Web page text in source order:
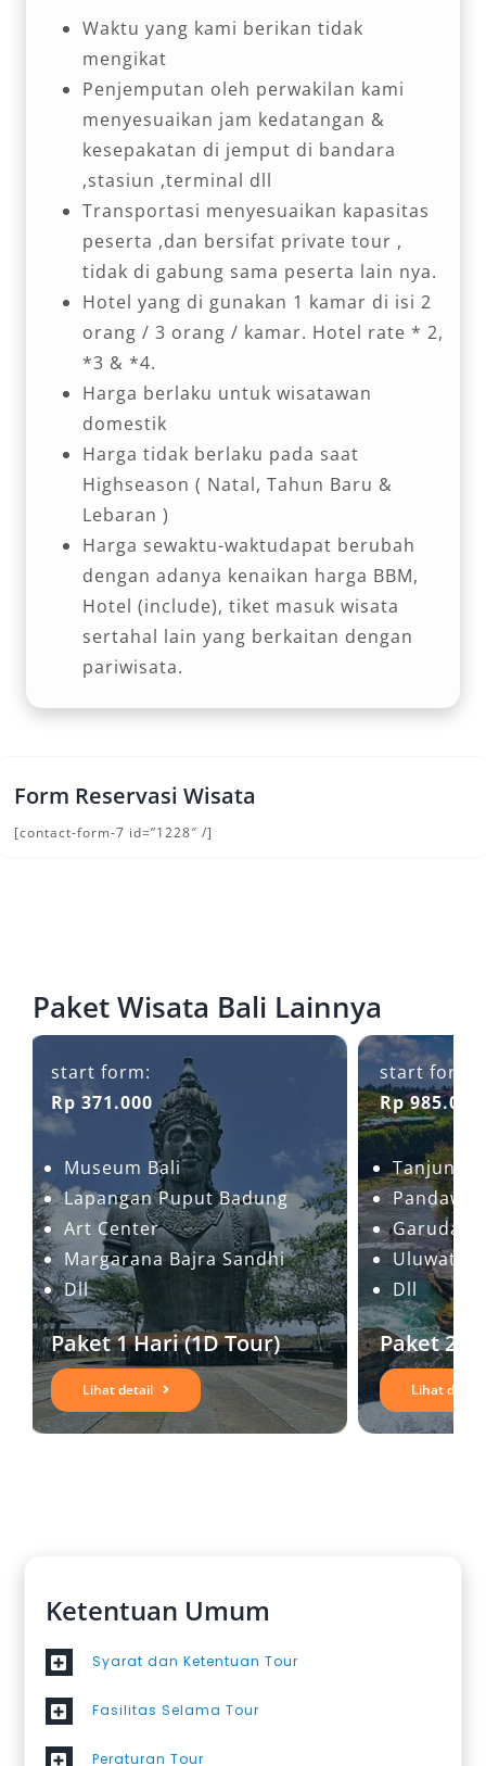
Waktu yang kami berikan tidak
mengikat
Penjemputan oleh perwakilan kami
menyesuaikan jam kedatangan &
kesepakatan di jemput di bandara
,stasiun ,terminal dll
Transportasi menyesuaikan kapasitas
peserta ,dan bersifat private tour ,
tidak di gabung sama peserta lain nya.
Hotel yang di gunakan 1 kamar di isi 2
orang / 3 orang / kamar. Hotel rate * 2,
*3 & *4.
Harga berlaku untuk wisatawan
domestik
Harga tidak berlaku pada saat
Highseason ( Natal, Tahun Baru &
Lebaran )
Harga sewaktu-waktudapat berubah
dengan adanya kenaikan harga BBM,
Hotel (include), tiket masuk wisata
sertahal lain yang berkaitan dengan
pariwisata.
Form Reservasi Wisata
[contact-form-7 id=”1228″ /]
Paket Wisata Bali Lainnya
start form:
Rp 371.000
Museum Bali
Lapangan Puput Badung
Art Center
Margarana Bajra Sandhi
Dll
Paket 1 Hari (1D Tour)
Lihat detail
start form:
Rp 985.000
Tanjung
Pandawa
Garuda
Uluwatu
Dll
Paket 2
Lihat detail
Ketentuan Umum
Syarat dan Ketentuan Tour
Fasilitas Selama Tour
Peraturan Tour